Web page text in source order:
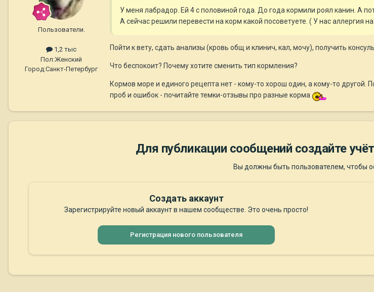
Пользователи.
1,2 тыс
Пол:Женский
Город:Санкт-Петербург
У меня лабрадор. Ей 4 с половиной года. До года кормили роял канин. А
А сейчас решили перевести на корм какой посоветуете. ( У нас аллергия
Пойти к вету, сдать анализы (кровь общ и клинич, кал, мочу), получить
Что беспокоит? Почему хотите сменить тип кормления?
Кормов море и единого рецепта нет - кому-то хорош один, а кому-то
проб и ошибок - почитайте темки-отзывы про разные корма
Для публикации сообщений создайте
Вы должны быть пользователем, чтобы
Создать аккаунт
Зарегистрируйте новый аккаунт в нашем сообществе. Это очень просто!
Регистрация нового пользователя